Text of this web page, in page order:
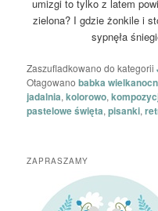
umizgi to tylko z latem
zielona? I gdzie żonkile i
sypnęła
Zaszufladkowano do kategorii
Otagowano babka
jadalnia,kolorowo,
pastelowe święta,pisanki,
ZAPRASZAMY